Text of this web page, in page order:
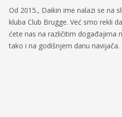
Od 2015., Daikin ime nalazi se na
kluba Club Brugge. Već smo rekli
ćete nas na različitim događajima
tako i na godišnjem danu navijača.